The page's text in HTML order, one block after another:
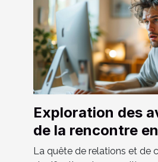
Exploration des
de la rencontre
hommes hétéros
La quête de relations et de